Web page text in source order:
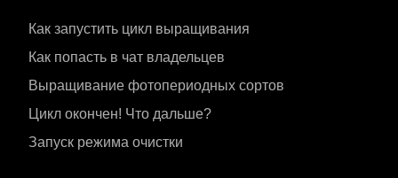
Как запустить цикл выращивания
Как попасть в чат владельцев
Выращивание фотопериодных сортов
Цикл окончен! Что дальше?
Запуск режима очистки